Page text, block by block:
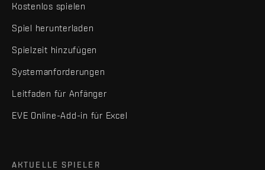
Kostenlos spielen
Spiel herunterladen
Spielzeit hinzufügen
Systemanforderungen
Leitfaden für Anfänger
EVE Online-Add-in für Excel
AKTUELLE SPIELER